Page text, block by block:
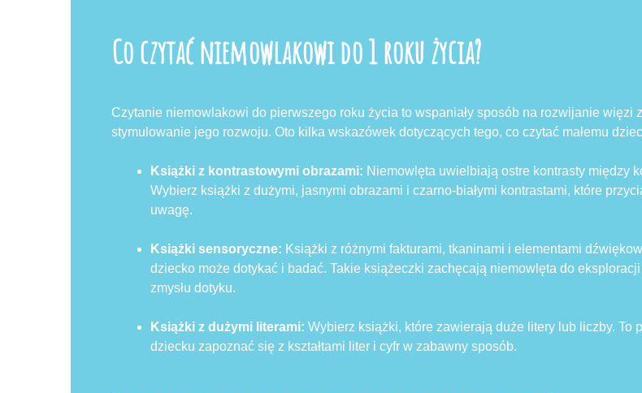
Co czytać niemowlakowi do 1 roku życia?
Czytanie niemowlakowi do pierwszego roku życia to wspaniały sposób na rozwijanie więzi
stymulowanie jego rozwoju. Oto kilka wskazówek dotyczących tego, co czytać małemu
Książki z kontrastowymi obrazami: Niemowlęta uwielbiają ostre kontrasty między
Wybierz książki z dużymi, jasnymi obrazami i czarno-białymi kontrastami, które
uwagę.
Książki sensoryczne: Książki z różnymi fakturami, tkaninami i elementami
dziecko może dotykać i badać. Takie książeczki zachęcają niemowlęta do
zmysłu dotyku.
Książki z dużymi literami: Wybierz książki, które zawierają duże litery lub liczby. To
dziecku zapoznać się z kształtami liter i cyfr w zabawny sposób.